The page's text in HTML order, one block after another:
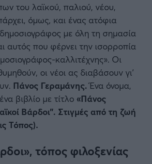
του λαϊκού, παλιού, νέου,
όμως, και ένας ατόφια
με όλη τη σημασία
αυτός που φέρνει την ισορροπία
καλλιτέχνης». Οι
οι νέοι ας διαβάσουν γι’
Πάνος Γεραμάνης.Ένα όνομα,
βιβλίο με τίτλο «Πάνος
Βάρδοι”. Στιγμές από τη ζωή
Τόπος).
τόπος φιλοξενίας